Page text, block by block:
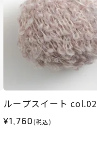
ループスイート
¥1,760(税込)